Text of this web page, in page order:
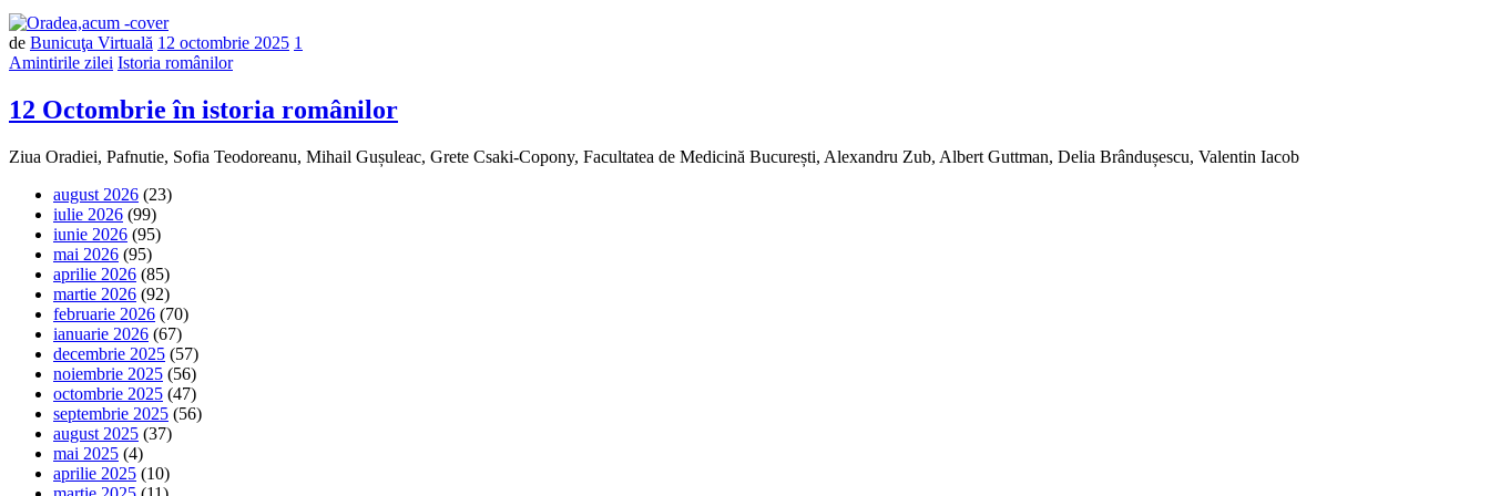
de Bunicuţa Virtuală 12 octombrie 2025 1
Amintirile zilei Istoria românilor
12 Octombrie în istoria românilor
Ziua Oradiei, Pafnutie, Sofia Teodoreanu, Mihail Gușuleac, Grete Csaki-Copony, Facultatea de Medicină București, Alexandru Zub, Albert Guttman, Delia Brândușescu, Valentin Iacob
august 2026 (23)
iulie 2026 (99)
iunie 2026 (95)
mai 2026 (95)
aprilie 2026 (85)
martie 2026 (92)
februarie 2026 (70)
ianuarie 2026 (67)
decembrie 2025 (57)
noiembrie 2025 (56)
octombrie 2025 (47)
septembrie 2025 (56)
august 2025 (37)
mai 2025 (4)
aprilie 2025 (10)